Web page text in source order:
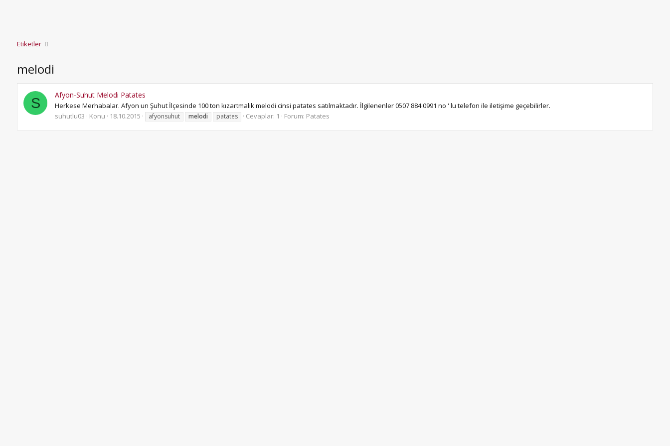
Etiketler
melodi
S
Afyon-Suhut Melodi Patates
Herkese Merhabalar. Afyon un Şuhut İlçesinde 100 ton kızartmalık melodi cinsi patates satılmaktadır. İlgilenenler 0507 884 0991 no ' lu telefon ile iletişime geçebilirler.
suhutlu03
Konu 18.10.2015 afyonsuhut melodi patates Cevaplar: 1 Forum: Patates